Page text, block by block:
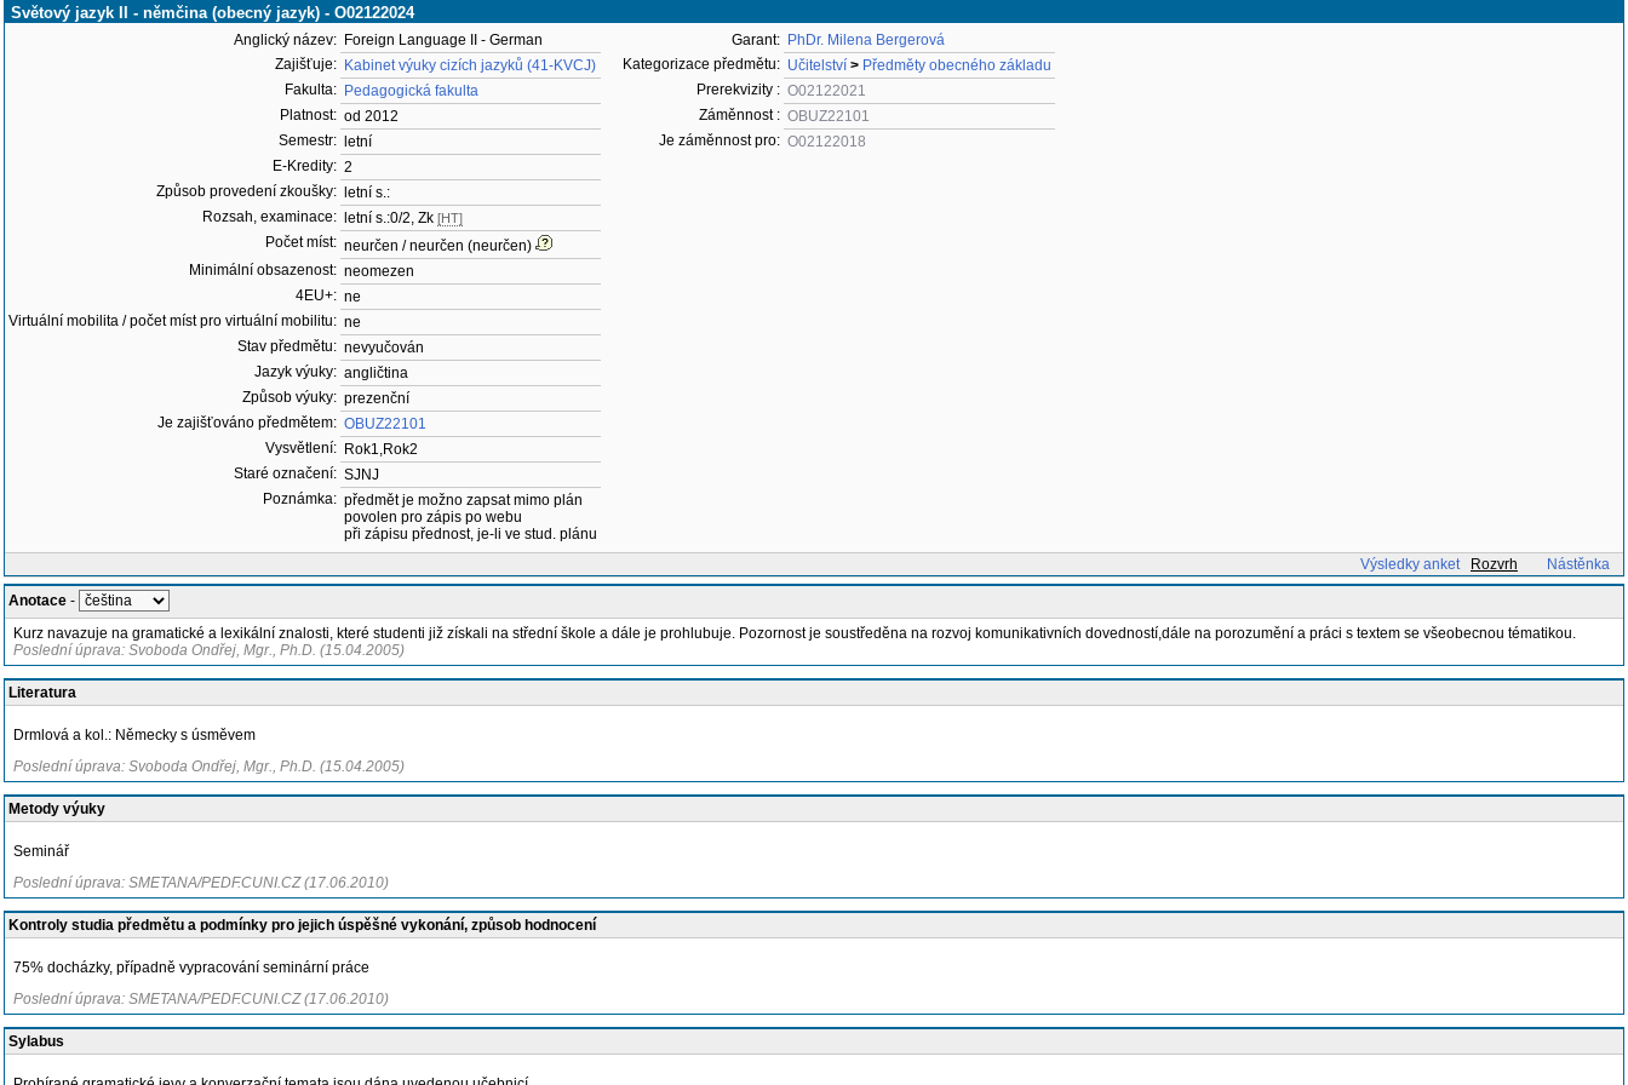
Světový jazyk II - němčina (obecný jazyk) - O02122024
Anglický název: Foreign Language II - German
Zajišťuje: Kabinet výuky cizích jazyků (41-KVCJ)
Fakulta: Pedagogická fakulta
Platnost: od 2012
Semestr:
letní
E-Kredity: 2
Způsob provedení zkoušky:
letní s.:
Rozsah, examinace:
letní s.:0/2, Zk [HT]
Počet míst: neurčen / neurčen (neurčen)
Minimální obsazenost: neomezen
4EU+: ne
Virtuální mobilita / počet míst pro virtuální mobilitu: ne
Stav předmětu: nevyučován
Jazyk výuky: angličtina
Způsob výuky: prezenční
Je zajišťováno předmětem: OBUZ22101
Vysvětlení: Rok1,Rok2
Staré označení: SJNJ
Poznámka: předmět je možno zapsat mimo plán
povolen pro zápis po webu
při zápisu přednost, je-li ve stud. plánu
Garant: PhDr. Milena Bergerová
Kategorizace předmětu: Učitelství > Předměty obecného základu
Prerekvizity : O02122021
Záměnnost : OBUZ22101
Je záměnnost pro: O02122018
Výsledky anket Rozvrh Nástěnka
Anotace -
Kurz navazuje na gramatické a lexikální znalosti, které studenti již získali na střední škole a dále je prohlubuje. Pozornost je soustředěna na rozvoj komunikativních dovedností,dále na porozumění a práci s textem se všeobecnou tématikou.
Poslední úprava: Svoboda Ondřej, Mgr., Ph.D. (15.04.2005)
Literatura
Drmlová a kol.: Německy s úsměvem
Poslední úprava: Svoboda Ondřej, Mgr., Ph.D. (15.04.2005)
Metody výuky
Seminář
Poslední úprava: SMETANA/PEDF.CUNI.CZ (17.06.2010)
Kontroly studia předmětu a podmínky pro jejich úspěšné vykonání, způsob hodnocení
75% docházky, případně vypracování seminární práce
Poslední úprava: SMETANA/PEDF.CUNI.CZ (17.06.2010)
Sylabus